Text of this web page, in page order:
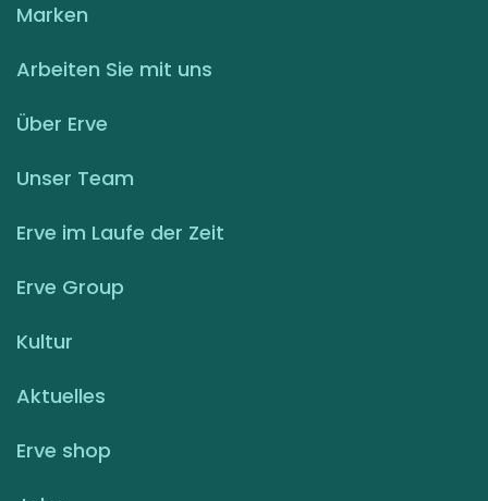
Marken
Arbeiten Sie mit uns
Über Erve
Unser Team
Erve im Laufe der Zeit
Erve Group
Kultur
Aktuelles
Erve shop